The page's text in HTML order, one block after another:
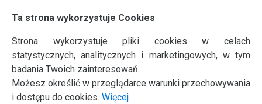
Ta strona wykorzystuje Cookies
Strona wykorzystuje pliki cookies w celach
statystycznych, analitycznych i marketingowych, w tym
badania Twoich zainteresowań.
Możesz określić w przeglądarce warunki przechowywania
i dostępu do cookies. Więcej